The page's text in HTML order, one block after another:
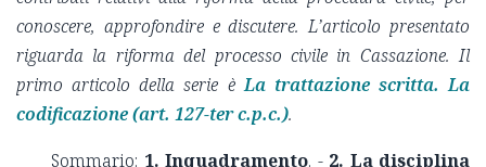
conoscere, approfondire e discutere. L’articolo presentato
riguarda la riforma del processo civile in Cassazione. Il
primo articolo della serie èLa trattazione scritta. La
codificazione (art. 127-ter c.p.c.).
Sommario: 1. Inquadramento. - 2. La disciplina